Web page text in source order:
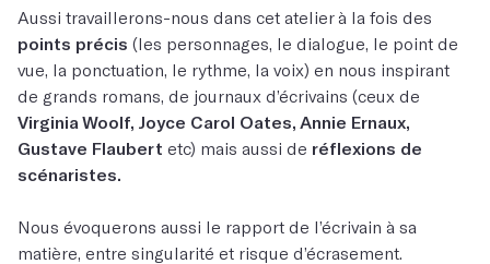
Aussi travaillerons-nous dans cet atelier à la fois des
points précis (les personnages, le dialogue, le point de
vue, la ponctuation, le rythme, la voix) en nous inspirant
de grands romans, de journaux d’écrivains (ceux de
Virginia Woolf, Joyce Carol Oates, Annie Ernaux,
Gustave Flaubert etc) mais aussi de réflexions de
scénaristes.
Nous évoquerons aussi le rapport de l’écrivain à sa
matière, entre singularité et risque d’écrasement.